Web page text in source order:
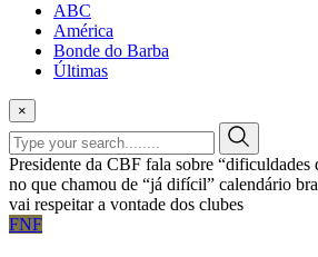
ABC
América
Bonde do Barba
Últimas
×
Presidente da CBF fala sobre “dificuldades
no que chamou de “já difícil” calendário
vai respeitar a vontade dos clubes
FNF